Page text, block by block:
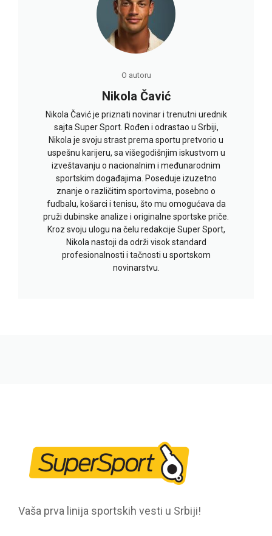
O autoru
Nikola Čavić
Nikola Čavić je priznati novinar i trenutni urednik
sajta Super Sport. Rođen i odrastao u Srbiji,
Nikola je svoju strast prema sportu pretvorio u
uspešnu karijeru, sa višegodišnjim iskustvom u
izveštavanju o nacionalnim i međunarodnim
sportskim događajima. Poseduje izuzetno
znanje o različitim sportovima, posebno o
fudbalu, košarci i tenisu, što mu omogućava da
pruži dubinske analize i originalne sportske priče.
Kroz svoju ulogu na čelu redakcije Super Sport,
Nikola nastoji da održi visok standard
profesionalnosti i tačnosti u sportskom
novinarstvu.
Vaša prva linija sportskih vesti u Srbiji!